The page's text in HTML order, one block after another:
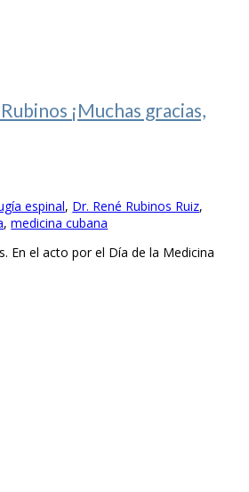
¡Muchas gracias,
espinal, Dr. René Rubinos Ruiz,
,medicina cubana
En el acto por el Día de la Medicina